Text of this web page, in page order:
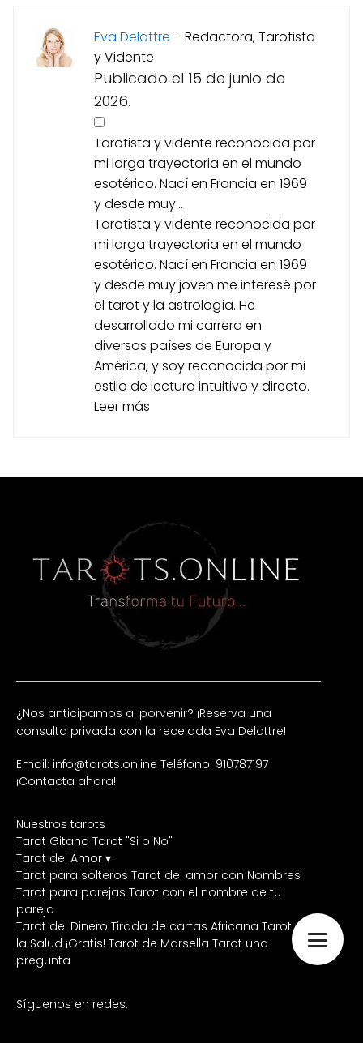
Eva Delattre –Redactora, Tarotista
y Vidente
Publicado el 15 de junio de
2026.
Tarotista y vidente reconocida por
mi larga trayectoria en el mundo
esotérico. Nací en Francia en 1969
y desde muy...
Tarotista y vidente reconocida por
mi larga trayectoria en el mundo
esotérico. Nací en Francia en 1969
y desde muy joven me interesé por
el tarot y la astrología. He
desarrollado mi carrera en
diversos países de Europa y
América, y soy reconocida por mi
estilo de lectura intuitivo y directo.
Leer más
¿Nos anticipamos al porvenir? ¡Reserva una
consulta privada con la recelada Eva Delattre!
Email: info@tarots.online Teléfono: 910787197
¡Contacta ahora!
Nuestros tarots
Tarot Gitano Tarot "Si o No"
Tarot del Amor ▾
Tarot para solteros Tarot del amor con Nombres
Tarot para parejas Tarot con el nombre de tu
pareja
Tarot del Dinero Tirada de cartas Africana Tarot de
la Salud ¡Gratis! Tarot de Marsella Tarot una
pregunta
Síguenos en redes: